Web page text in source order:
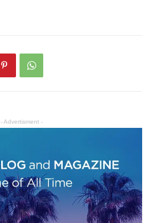
- Advertisment -